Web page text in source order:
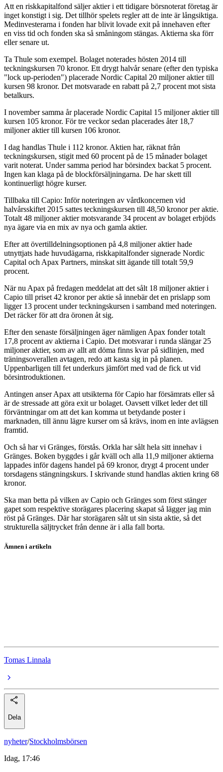
Att en riskkapitalfond säljer aktier i ett tidigare börsnoterat företag är
inget konstigt i sig. Det tillhör spelets regler att de inte är långsiktiga.
Medinvesterarna i fonden har blivit lovade exit på innehaven efter
en viss tid och fonden ska så småningom stängas. Aktierna ska förr
eller senare ut.
Ta Thule som exempel. Bolaget noterades hösten 2014 till
teckningskursen 70 kronor. Ett drygt halvår senare (efter den typiska
"lock up-perioden") placerade Nordic Capital 20 miljoner aktier till
kursen 98 kronor. Det motsvarade en rabatt på 2,7 procent mot sista
betalkurs.
I november samma år placerade Nordic Capital 15 miljoner aktier till
kursen 105 kronor. För tre veckor sedan placerades åter 18,7
miljoner aktier till kursen 106 kronor.
I dag handlas Thule i 112 kronor. Aktien har, räknat från
teckningskursen, stigit med 60 procent på de 15 månader bolaget
varit noterat. Under samma period har börsindex backat 5 procent.
Ingen kan klaga på de blockförsäljningarna. De har skett till
kontinuerligt högre kurser.
Tillbaka till Capio: Inför noteringen av vårdkoncernen vid
halvårsskiftet 2015 sattes teckningskursen till 48,50 kronor per aktie.
Totalt 48 miljoner aktier motsvarande 34 procent av bolaget erbjöds
nya ägare via en mix av nya och gamla aktier.
Efter att övertilldelningsoptionen på 4,8 miljoner aktier hade
utnyttjats hade huvudägarna, riskkapitalfonder signerade Nordic
Capital och Apax Partners, minskat sitt ägande till totalt 59,9
procent.
När nu Apax på fredagen meddelat att det sålt 18 miljoner aktier i
Capio till priset 42 kronor per aktie så innebär det en prislapp som
ligger 13 procent under teckningskursen i samband med noteringen.
Det räcker för att dra öronen åt sig.
Efter den senaste försäljningen äger nämligen Apax fonder totalt
17,8 procent av aktierna i Capio. Det motsvarar i runda slängar 25
miljoner aktier, som av allt att döma finns kvar på sidlinjen, med
träningsoverallen avtagen, redo att kasta sig in på planen.
Uppenbarligen till fet underkurs jämfört med vad de fick ut vid
börsintroduktionen.
Antingen anser Apax att utsikterna för Capio har försämrats eller så
är de stressade att göra exit ur bolaget. Oavsett vilket leder det till
förväntningar om att det kan komma ut betydande poster i
marknaden, till ännu lägre kurser om så krävs, inom en inte avlägsen
framtid.
Och så har vi Gränges, förstås. Orkla har sålt hela sitt innehav i
Gränges. Boken byggdes i går kväll och alla 11,9 miljoner aktierna
lappades inför dagens handel på 69 kronor, drygt 4 procent under
torsdagens stängningskurs. I skrivande stund handlas aktien kring 68
kronor.
Ska man betta på vilken av Capio och Gränges som först stänger
gapet som respektive storägares placering skapat så lägger jag min
röst på Gränges. Där har storägaren sålt ut sin sista aktie, så det
strukturella säljtrycket från denne är i alla fall borta.
Ämnen i artikeln
Tomas Linnala
Dela
nyheter/Stockholmsbörsen
Idag, 17:46